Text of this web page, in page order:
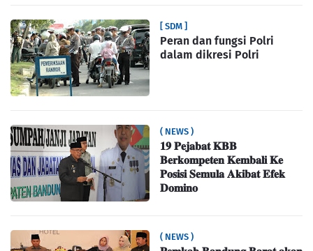
[ SDM ]
Peran dan fungsi Polri
dalam dikresi Polri
( NEWS )
𝟏𝟗 𝐏𝐞𝐣𝐚𝐛𝐚𝐭 𝐊𝐁𝐁
𝐁𝐞𝐫𝐤𝐨𝐦𝐩𝐞𝐭𝐞𝐧 𝐊𝐞𝐦𝐛𝐚𝐥𝐢 𝐊𝐞
𝐏𝐨𝐬𝐢𝐬𝐢 𝐒𝐞𝐦𝐮𝐥𝐚 𝐀𝐤𝐢𝐛𝐚𝐭 𝐄𝐟𝐞𝐤
𝐃𝐨𝐦𝐢𝐧𝐨
( NEWS )